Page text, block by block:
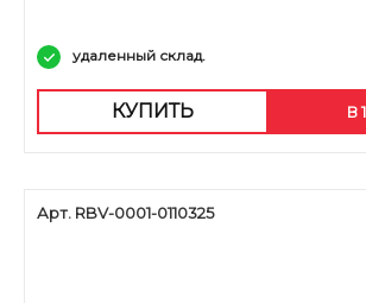
удаленный склад.
КУПИТЬ В
Арт. RBV-0001-0110325